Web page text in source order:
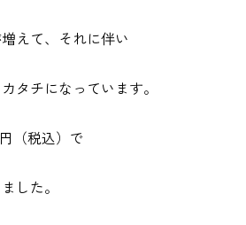
えて、それに伴い
タチになっています。
（税込）で
した。